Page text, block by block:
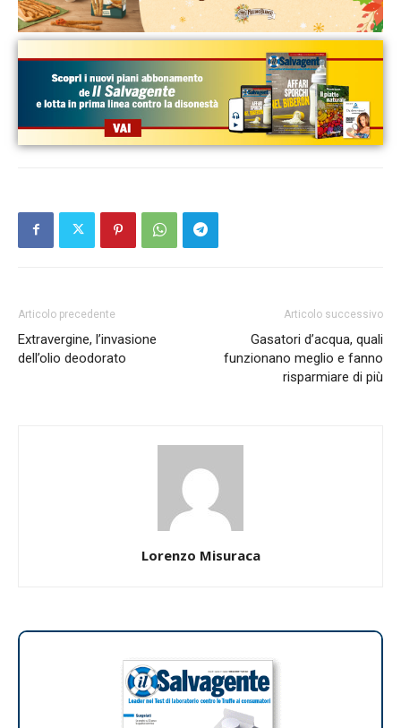
Articolo precedente
Extravergine, l’invasione
dell’olio deodorato
Articolo successivo
Gasatori d’acqua, quali
funzionano meglio e fanno
risparmiare di più
Lorenzo Misuraca